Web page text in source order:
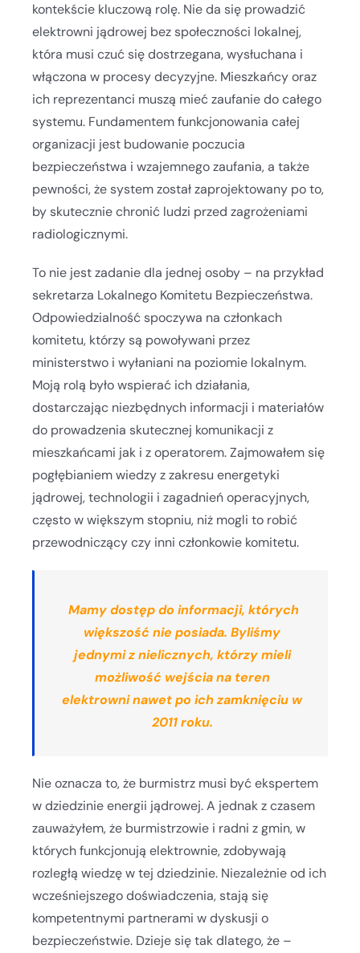
kontekście kluczową rolę. Nie da się prowadzić
elektrowni jądrowej bez społeczności lokalnej,
która musi czuć się dostrzegana, wysłuchana i
włączona w procesy decyzyjne. Mieszkańcy oraz
ich reprezentanci muszą mieć zaufanie do całego
systemu. Fundamentem funkcjonowania całej
organizacji jest budowanie poczucia
bezpieczeństwa i wzajemnego zaufania, a także
pewności, że system został zaprojektowany po to,
by skutecznie chronić ludzi przed zagrożeniami
radiologicznymi.
To nie jest zadanie dla jednej osoby – na przykład
sekretarza Lokalnego Komitetu Bezpieczeństwa.
Odpowiedzialność spoczywa na członkach
komitetu, którzy są powoływani przez
ministerstwo i wyłaniani na poziomie lokalnym.
Moją rolą było wspierać ich działania,
dostarczając niezbędnych informacji i materiałów
do prowadzenia skutecznej komunikacji z
mieszkańcami jak i z operatorem. Zajmowałem się
pogłębianiem wiedzy z zakresu energetyki
jądrowej, technologii i zagadnień operacyjnych,
często w większym stopniu, niż mogli to robić
przewodniczący czy inni członkowie komitetu.
Mamy dostęp do informacji, których
większość nie posiada. Byliśmy
jednymi z nielicznych, którzy mieli
możliwość wejścia na teren
elektrowni nawet po ich zamknięciu w
2011 roku.
Nie oznacza to, że burmistrz musi być ekspertem
w dziedzinie energii jądrowej. A jednak z czasem
zauważyłem, że burmistrzowie i radni z gmin, w
których funkcjonują elektrownie, zdobywają
rozległą wiedzę w tej dziedzinie. Niezależnie od ich
wcześniejszego doświadczenia, stają się
kompetentnymi partnerami w dyskusji o
bezpieczeństwie. Dzieje się tak dlatego, że –